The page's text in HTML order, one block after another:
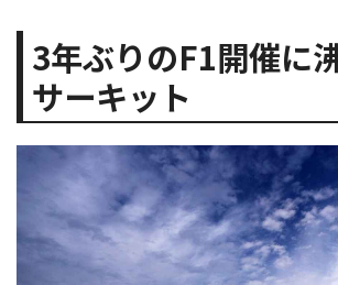
3年ぶりのF1開催に
サーキット